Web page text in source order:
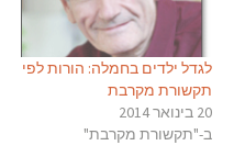
להתמקד בגורם אחד המשפיע
רבות: רגישות במהלך שנות
חייו…
לגדל ילדים בחמלה: הורות לפי
תקשורת מקרבת
20 בינואר 2014
ב-"תקשורת מקרבת"